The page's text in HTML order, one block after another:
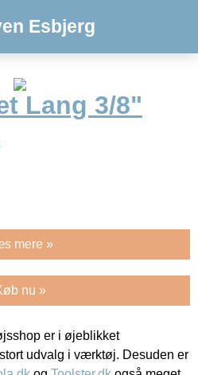
Esbjerg
Lang 3/8"
mere »
nu »
er i øjeblikket
udvalg i værktøj. Desuden er